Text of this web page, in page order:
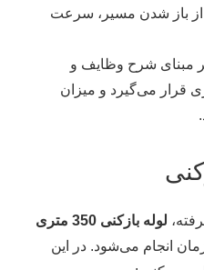
از باز شدن مسیر، سرعت
مبنای شرح وظایف و
قرار می‌گیرد و میزان
لوله بازکنی 350 متری
انجام می‌شود. در این